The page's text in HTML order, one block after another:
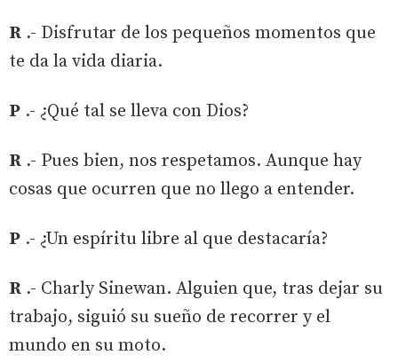
R .- Disfrutar de los pequeños momentos que
te da la vida diaria.
P .- ¿Qué tal se lleva con Dios?
R .- Pues bien, nos respetamos. Aunque hay
cosas que ocurren que no llego a entender.
P .- ¿Un espíritu libre al que destacaría?
R .- Charly Sinewan. Alguien que, tras dejar su
trabajo, siguió su sueño de recorrer y el
mundo en su moto.